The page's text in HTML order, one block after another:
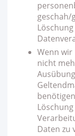
geschah/
Wenn wir
nicht
Daten zu